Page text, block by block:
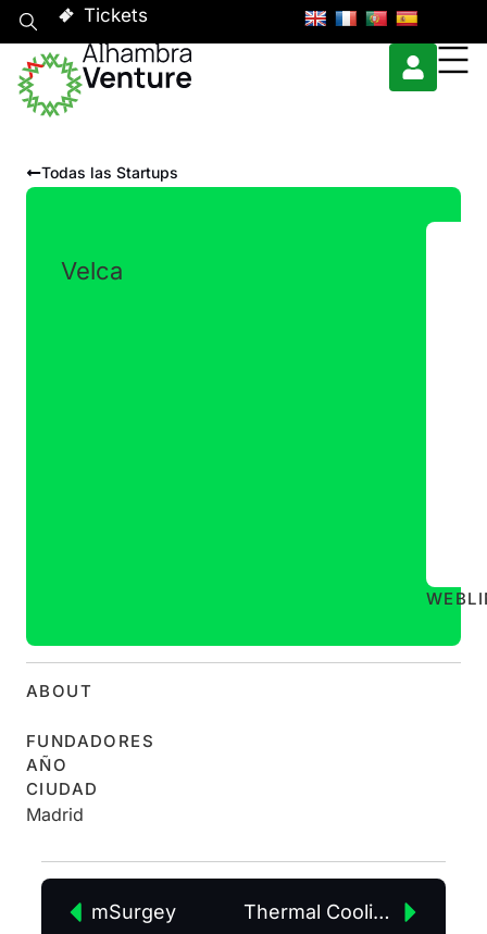
Tickets
Todas las Startups
Velca
WEB
ABOUT
FUNDADORES
AÑO
CIUDAD
Madrid
mSurgey Thermal Cooling Techonolgy SL